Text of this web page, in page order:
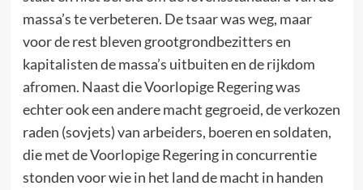
massa’s te verbeteren. De tsaar was weg, maar
voor de rest bleven grootgrondbezitters en
kapitalisten de massa’s uitbuiten en de rijkdom
afromen. Naast die Voorlopige Regering was
echter ook een andere macht gegroeid, de verkozen
raden (sovjets) van arbeiders, boeren en soldaten,
die met de Voorlopige Regering in concurrentie
stonden voor wie in het land de macht in handen